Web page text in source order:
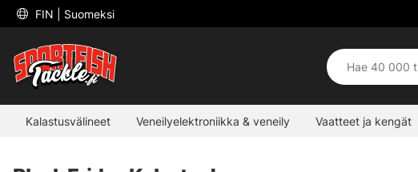
FIN | Suomeksi
Kalastusvälineet Veneilyelektroniikka & veneily Vaatteet ja kengät